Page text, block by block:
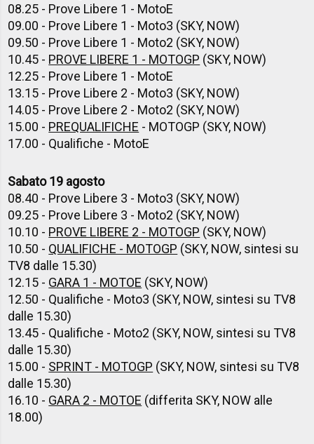
08.25 - Prove Libere 1 - MotoE
09.00 - Prove Libere 1 - Moto3 (SKY, NOW)
09.50 - Prove Libere 1 - Moto2 (SKY, NOW)
10.45 - PROVE LIBERE 1 - MOTOGP (SKY, NOW)
12.25 - Prove Libere 1 - MotoE
13.15 - Prove Libere 2 - Moto3 (SKY, NOW)
14.05 - Prove Libere 2 - Moto2 (SKY, NOW)
15.00 - PREQUALIFICHE - MOTOGP (SKY, NOW)
17.00 - Qualifiche - MotoE
Sabato 19 agosto
08.40 - Prove Libere 3 - Moto3 (SKY, NOW)
09.25 - Prove Libere 3 - Moto2 (SKY, NOW)
10.10 - PROVE LIBERE 2 - MOTOGP (SKY, NOW)
10.50 - QUALIFICHE - MOTOGP (SKY, NOW, sintesi su
TV8 dalle 15.30)
12.15 - GARA 1 - MOTOE (SKY, NOW)
12.50 - Qualifiche - Moto3 (SKY, NOW, sintesi su TV8
dalle 15.30)
13.45 - Qualifiche - Moto2 (SKY, NOW, sintesi su TV8
dalle 15.30)
15.00 - SPRINT - MOTOGP (SKY, NOW, sintesi su TV8
dalle 15.30)
16.10 - GARA 2 - MOTOE (differita SKY, NOW alle
18.00)